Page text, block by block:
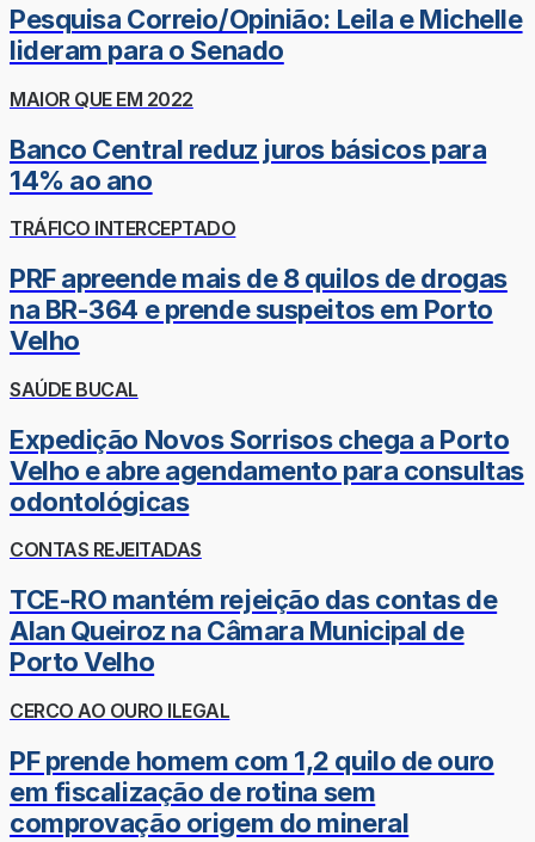
Pesquisa Correio/Opinião: Leila e Michelle
lideram para o Senado
MAIOR QUE EM 2022
Banco Central reduz juros básicos para
14% ao ano
TRÁFICO INTERCEPTADO
PRF apreende mais de 8 quilos de drogas
na BR-364 e prende suspeitos em Porto
Velho
SAÚDE BUCAL
Expedição Novos Sorrisos chega a Porto
Velho e abre agendamento para consultas
odontológicas
CONTAS REJEITADAS
TCE-RO mantém rejeição das contas de
Alan Queiroz na Câmara Municipal de
Porto Velho
CERCO AO OURO ILEGAL
PF prende homem com 1,2 quilo de ouro
em fiscalização de rotina sem
comprovação origem do mineral